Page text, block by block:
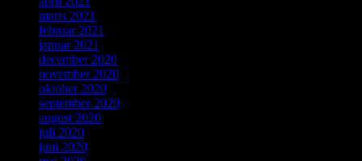
marts 2021
februar 2021
januar 2021
december 2020
november 2020
oktober 2020
september 2020
august 2020
juli 2020
juni 2020